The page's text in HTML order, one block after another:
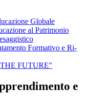
Globale
al Patrimonio
Formativo e Ri-
FUTURE"
e